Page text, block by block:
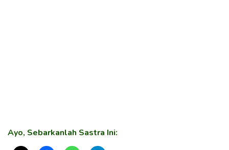
Ayo, Sebarkanlah Sastra Ini: